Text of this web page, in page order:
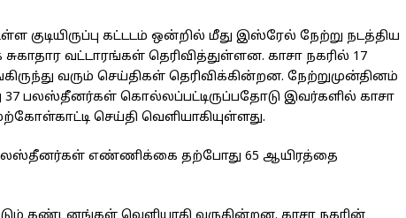
குடியிருப்பு கட்டடம் ஒன்றில் மீது இஸ்ரேல் நேற்று நடத்திய
வட்டாரங்கள் தெரிவித்துள்ளன. காசா நகரில் 17
வரும் செய்திகள் தெரிவிக்கின்றன. நேற்றுமுன்தினம்
பலஸ்தீனர்கள் கொல்லப்பட்டிருப்பதோடு இவர்களில் காசா
செய்தி வெளியாகியுள்ளது.
எண்ணிக்கை தற்போது 65 ஆயிரத்தை